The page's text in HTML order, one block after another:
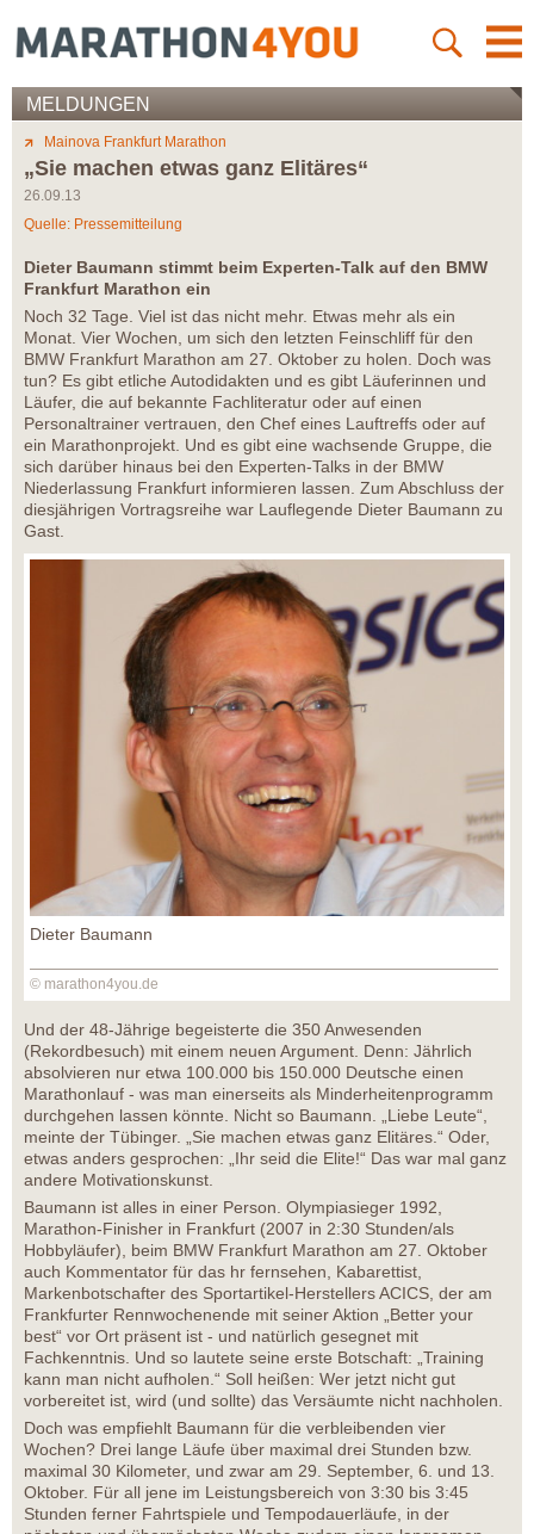
MELDUNGEN
Mainova Frankfurt Marathon
„Sie machen etwas ganz Elitäres“
26.09.13
Quelle: Pressemitteilung
Dieter Baumann stimmt beim Experten-Talk auf den BMW
Frankfurt Marathon ein
Noch 32 Tage. Viel ist das nicht mehr. Etwas mehr als ein
Monat. Vier Wochen, um sich den letzten Feinschliff für den
BMW Frankfurt Marathon am 27. Oktober zu holen. Doch was
tun? Es gibt etliche Autodidakten und es gibt Läuferinnen und
Läufer, die auf bekannte Fachliteratur oder auf einen
Personaltrainer vertrauen, den Chef eines Lauftreffs oder auf
ein Marathonprojekt. Und es gibt eine wachsende Gruppe, die
sich darüber hinaus bei den Experten-Talks in der BMW
Niederlassung Frankfurt informieren lassen. Zum Abschluss der
diesjährigen Vortragsreihe war Lauflegende Dieter Baumann zu
Gast.
Dieter Baumann
© marathon4you.de
Und der 48-Jährige begeisterte die 350 Anwesenden
(Rekordbesuch) mit einem neuen Argument. Denn: Jährlich
absolvieren nur etwa 100.000 bis 150.000 Deutsche einen
Marathonlauf - was man einerseits als Minderheitenprogramm
durchgehen lassen könnte. Nicht so Baumann. „Liebe Leute“,
meinte der Tübinger. „Sie machen etwas ganz Elitäres.“ Oder,
etwas anders gesprochen: „Ihr seid die Elite!“ Das war mal ganz
andere Motivationskunst.
Baumann ist alles in einer Person. Olympiasieger 1992,
Marathon-Finisher in Frankfurt (2007 in 2:30 Stunden/als
Hobbyläufer), beim BMW Frankfurt Marathon am 27. Oktober
auch Kommentator für das hr fernsehen, Kabarettist,
Markenbotschafter des Sportartikel-Herstellers ACICS, der am
Frankfurter Rennwochenende mit seiner Aktion „Better your
best“ vor Ort präsent ist - und natürlich gesegnet mit
Fachkenntnis. Und so lautete seine erste Botschaft: „Training
kann man nicht aufholen.“ Soll heißen: Wer jetzt nicht gut
vorbereitet ist, wird (und sollte) das Versäumte nicht nachholen.
Doch was empfiehlt Baumann für die verbleibenden vier
Wochen? Drei lange Läufe über maximal drei Stunden bzw.
maximal 30 Kilometer, und zwar am 29. September, 6. und 13.
Oktober. Für all jene im Leistungsbereich von 3:30 bis 3:45
Stunden ferner Fahrtspiele und Tempodauerläufe, in der